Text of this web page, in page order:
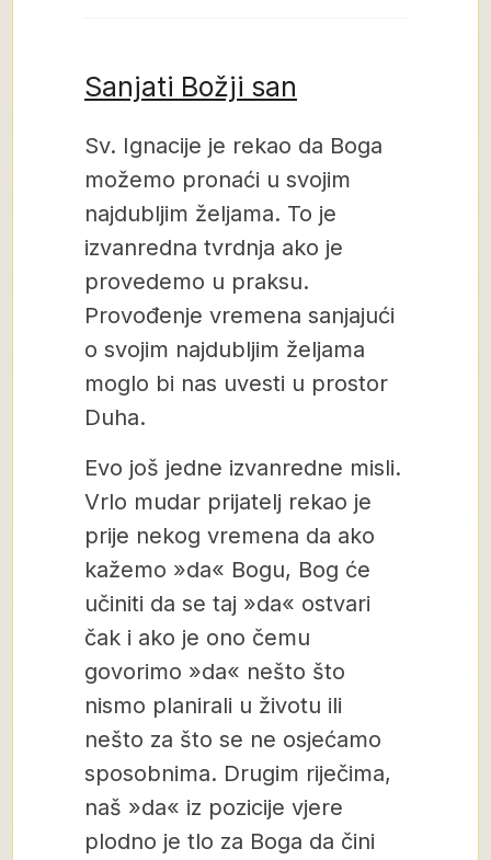
Sanjati Božji san
Sv. Ignacije je rekao da Boga
možemo pronaći u svojim
najdubljim željama. To je
izvanredna tvrdnja ako je
provedemo u praksu.
Provođenje vremena sanjajući
o svojim najdubljim željama
moglo bi nas uvesti u prostor
Duha.
Evo još jedne izvanredne misli.
Vrlo mudar prijatelj rekao je
prije nekog vremena da ako
kažemo »da« Bogu, Bog će
učiniti da se taj »da« ostvari
čak i ako je ono čemu
govorimo »da« nešto što
nismo planirali u životu ili
nešto za što se ne osjećamo
sposobnima. Drugim riječima,
naš »da« iz pozicije vjere
plodno je tlo za Boga da čini